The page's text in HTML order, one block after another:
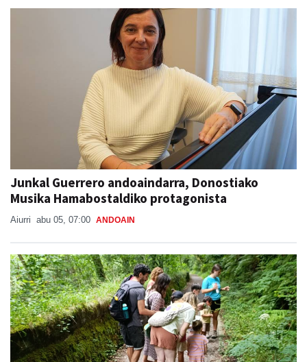
Junkal Guerrero andoaindarra, Donostiako
Musika Hamabostaldiko protagonista
Aiurri abu 05, 07:00 ANDOAIN